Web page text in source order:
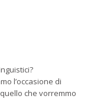
l’occasione di
che vorremmo